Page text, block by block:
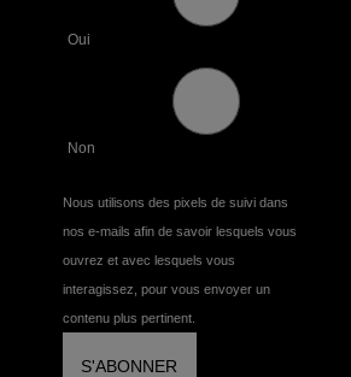
Oui
Non
Nous utilisons des pixels de suivi dans
nos e-mails afin de savoir lesquels vous
ouvrez et avec lesquels vous
interagissez, pour vous envoyer un
contenu plus pertinent.